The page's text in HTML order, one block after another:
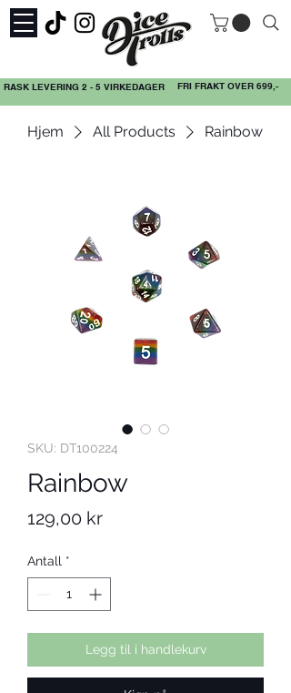
RASK LEVERING 2 - 5 VIRKEDAGER FRI FRAKT OVER 699,-
Hjem All Products Rainbow
SKU: DT100224
Rainbow
129,00 krPris
Antall *
Legg til i handlekurv